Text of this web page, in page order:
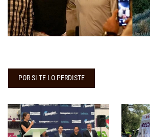
POR SI TE LO PERDISTE